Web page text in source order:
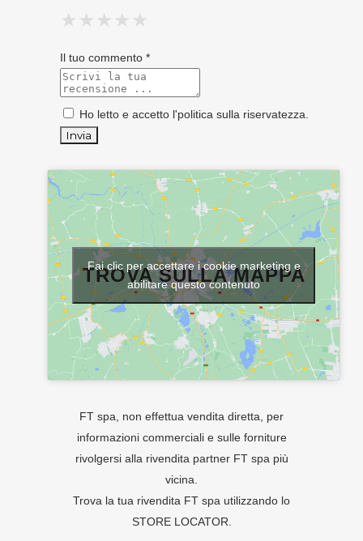
★
★ ★
★ ★ ★
★ ★ ★ ★
★ ★ ★ ★ ★
Il tuo commento *
Ho letto e accetto l'politica sulla riservatezza
TROVA SULLA MAPPA
Fai clic per accettare i cookie marketing e
abilitare questo contenuto
FT spa, non effettua vendita diretta, per
informazioni commerciali e sulle forniture
rivolgersi alla rivendita partner FT spa più
vicina.
Trova la tua rivendita FT spa utilizzando lo
STORE LOCATOR